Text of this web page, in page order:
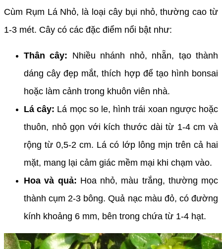
Cùm Rụm Lá Nhỏ, là loại cây bụi nhỏ, thường cao từ
1-3 mét. Cây có các đặc điểm nổi bật như:
Thân cây: Nhiều nhánh nhỏ, nhẵn, tạo thành
dáng cây đẹp mắt, thích hợp để tạo hình bonsai
hoặc làm cảnh trong khuôn viên nhà.
Lá cây: Lá mọc so le, hình trái xoan ngược hoặc
thuôn, nhỏ gọn với kích thước dài từ 1-4 cm và
rộng từ 0,5-2 cm. Lá có lớp lông mịn trên cả hai
mặt, mang lại cảm giác mềm mại khi chạm vào.
Hoa và quả: Hoa nhỏ, màu trắng, thường mọc
thành cụm 2-3 bông. Quả nạc màu đỏ, có đường
kính khoảng 6 mm, bên trong chứa từ 1-4 hạt.